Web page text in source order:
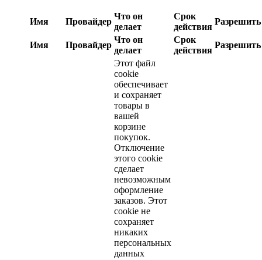
Имя Провайдер
Что он
делает
Срок
действия
Разрешить
Имя Провайдер
Что он
делает
Срок
действия
Разрешить
Этот файл
cookie
обеспечивает
и сохраняет
товары в
вашей
корзине
покупок.
Отключение
этого cookie
сделает
невозможным
оформление
заказов. Этот
cookie не
сохраняет
никаких
персональных
данных